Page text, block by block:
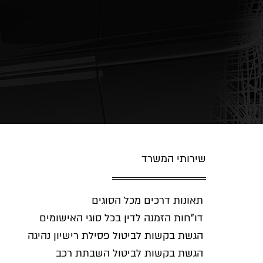
שירותי המשרד
תאונות דרכים מכל הסוגים
דו"חות הזמנה לדין בכל סוגי האישומים
הגשת בקשות לביטול פסילת רישיון נהיגה
הגשת בקשות לביטול השבתת רכב